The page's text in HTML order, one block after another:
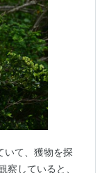
いて、獲物を探
察していると、